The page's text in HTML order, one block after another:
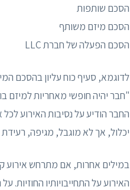
הסכם שותפות
הסכם מיזם משותף
הסכם הפעלה של חברת LLC
לדוגמא, סעיף כוח עליון בהסכם
"חבר יהיה חופשי מאחריות למיזם
החבר הודיע ​​על נסיבות האירוע
יכלול, אך לא מוגבל, מגיפה,
במילים אחרות, אם מתרחש אירוע
האירוע על התחייבויותיו